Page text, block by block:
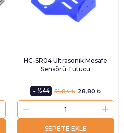
HC-SR04 Ultrasonik Mesafe
Sensörü Tutucu
%44 28,80 ₺
51,84 ₺
SEPETE EKLE